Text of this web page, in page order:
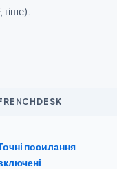
посилання